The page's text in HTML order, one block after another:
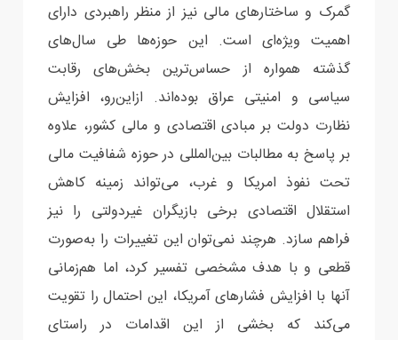
گمرک و ساختارهای مالی نیز از منظر راهبردی دارای
اهمیت ویژه‌ای است. این حوزه‌ها طی سال‌های
گذشته همواره از حساس‌ترین بخش‌های رقابت
سیاسی و امنیتی عراق بوده‌اند. ازاین‌رو، افزایش
نظارت دولت بر مبادی اقتصادی و مالی کشور، علاوه
بر پاسخ به مطالبات بین‌المللی در حوزه شفافیت مالی
تحت نفوذ امریکا و غرب، می‌تواند زمینه کاهش
استقلال اقتصادی برخی بازیگران غیردولتی را نیز
فراهم سازد. هرچند نمی‌توان این تغییرات را به‌صورت
قطعی و با هدف مشخصی تفسیر کرد، اما هم‌زمانی
آنها با افزایش فشارهای آمریکا، این احتمال را تقویت
می‌کند که بخشی از این اقدامات در راستای